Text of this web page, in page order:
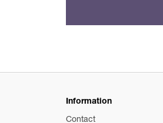
Information
Contact